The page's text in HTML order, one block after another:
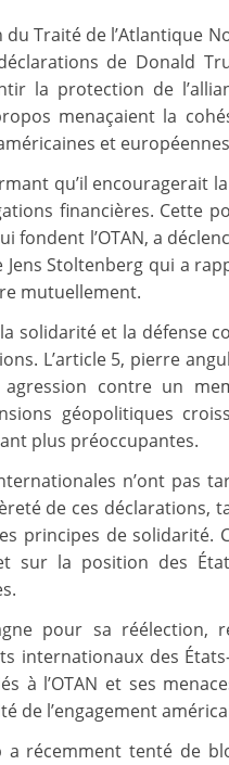
Traité de l’Atlantique
de Donald
la protection de
menaçaient la
et
qu’il encouragerait
financières. Cette
l’OTAN, a
Stoltenberg qui a
mutuellement.
solidarité et la défense
L’article 5, pierre
contre un
géopolitiques
plus préoccupantes.
n’ont pas
de ces déclarations,
principes de solidarité.
sur la position des
pour sa réélection,
internationaux des
à l’OTAN et ses
de l’engagement
récemment tenté de